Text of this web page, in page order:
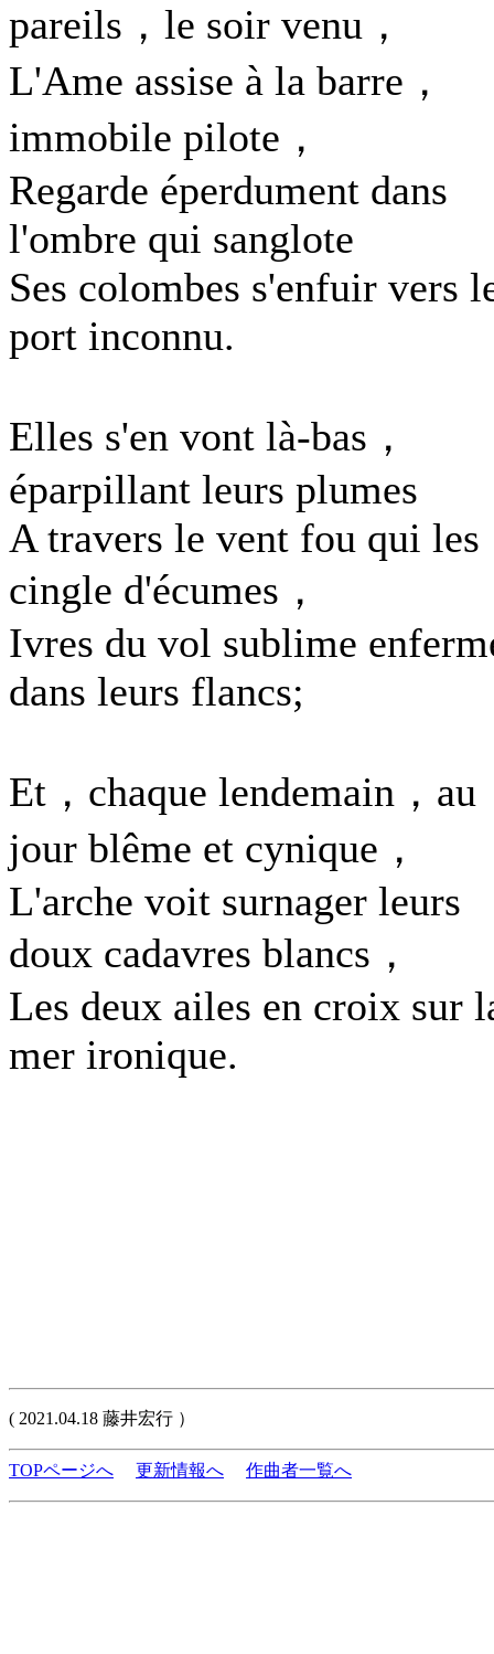
pareils，le soir venu，
L'Ame assise à la barre，
immobile pilote，
Regarde éperdument dans
l'ombre qui sanglote
Ses colombes s'enfuir vers
port inconnu.
Elles s'en vont là-bas，
éparpillant leurs plumes
A travers le vent fou qui les
cingle d'écumes，
Ivres du vol sublime
dans leurs flancs;
Et，chaque lendemain，au
jour blême et cynique，
L'arche voit surnager leurs
doux cadavres blancs，
Les deux ailes en croix sur
mer ironique.
( 2021.04.18 藤井宏行 ）
TOPページへ 更新情報へ 作曲者一覧へ